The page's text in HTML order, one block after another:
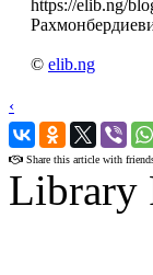
https://elib.ng/
© elib.ng
‹
›
Share this article with
Library